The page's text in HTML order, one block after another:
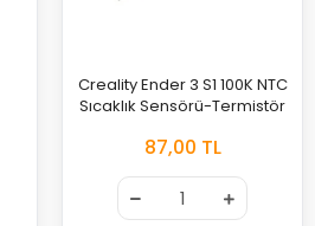
Creality Ender 3 S1 100K NTC
Sıcaklık Sensörü-Termistör
87,00 TL